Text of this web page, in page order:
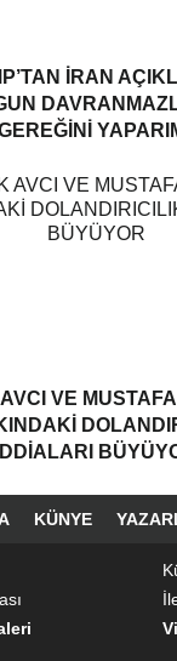
İRAN
VE
İDDIALARI
KÜNYE